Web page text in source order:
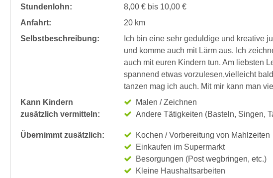
Stundenlohn:
8,00 € bis 10,00 €
Anfahrt:
20 km
Selbstbeschreibung:
Ich bin eine sehr geduldige und kreative
und komme auch mit Lärm aus. Ich
auch mit euren Kindern tun. Am liebsten
spannend etwas vorzulesen,vielleicht
tanzen mag ich auch. Mit mir kann man
Kann Kindern
zusätzlich vermitteln:
Malen / Zeichnen
Andere Tätigkeiten (Basteln, Singen,
Übernimmt zusätzlich:
Kochen / Vorbereitung von Mahlzeiten
Einkaufen im Supermarkt
Besorgungen (Post wegbringen, etc.)
Kleine Haushaltsarbeiten